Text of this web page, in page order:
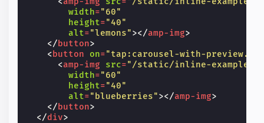
width="60"
height="40"
alt="lemons"></amp-img>
</button>
<button on="tap:carousel-with-
<amp-img src="/static/inline-examples/
width="60"
height="40"
alt="blueberries"></amp-img>
</button>
</div>